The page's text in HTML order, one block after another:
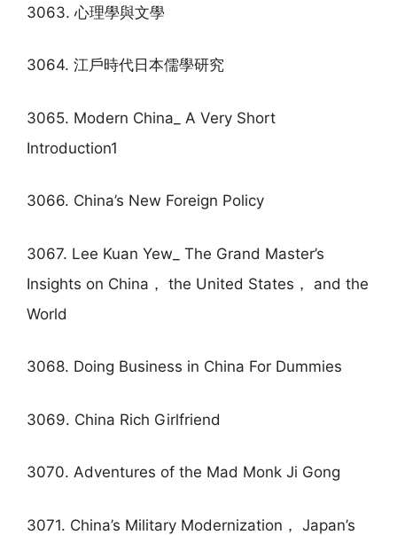
3063. 心理學與文學
3064. 江戶時代日本儒學研究
3065. Modern China_ A Very Short
Introduction1
3066. China’s New Foreign Policy
3067. Lee Kuan Yew_ The Grand Master’s
Insights on China， the United States， and the
World
3068. Doing Business in China For Dummies
3069. China Rich Girlfriend
3070. Adventures of the Mad Monk Ji Gong
3071. China’s Military Modernization， Japan’s